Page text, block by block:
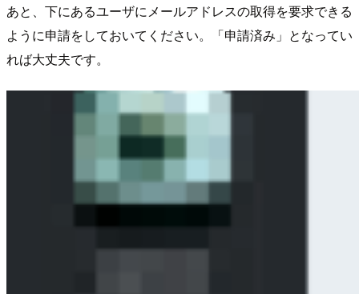
あと、下にあるユーザにメールアドレスの取得を要求できる
ように申請をしておいてください。「申請済み」となってい
れば大丈夫です。